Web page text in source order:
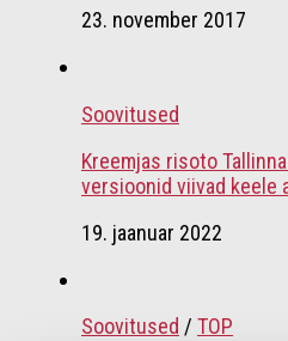
23. november 2017
Soovitused
Kreemjas risoto
versioonid viivad keele
19. jaanuar 2022
Soovitused / TOP